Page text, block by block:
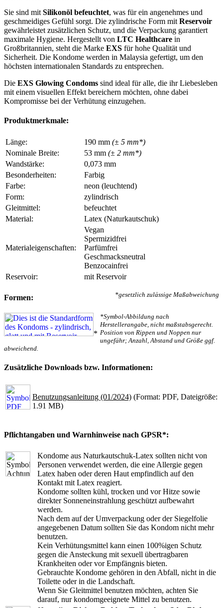
Sie sind mit Silikonöl befeuchtet, was für ein angenehmes und
geschmeidiges Gefühl sorgt. Die zylindrische Form mit Reservoir
gewährleistet zusätzlichen Schutz, und die Verpackung garantiert
maximale Hygiene. Hergestellt von LTC Healthcare in
Großbritannien, steht die Marke EXS für hohe Qualität und
Sicherheit. Die Kondome werden in Malaysia gefertigt, um den
höchsten internationalen Standards zu entsprechen.
Die EXS Glowing Condoms sind ideal für alle, die ihr Liebesleben
mit einem visuellen Effekt bereichern möchten, ohne dabei
Kompromisse bei der Verhütung einzugehen.
Produktmerkmale:
Länge: 190 mm (± 5 mm*)
Nominale Breite:
53 mm (± 2 mm*)
Wandstärke:
0,073 mm
Besonderheiten:
Farbig
Farbe:
neon (leuchtend)
Form:
zylindrisch
Gleitmittel:
befeuchtet
Material:
Latex (Naturkautschuk)
Materialeigenschaften:
Vegan
Spermizidfrei
Parfümfrei
Geschmacksneutral
Benzocainfrei
Reservoir:
mit Reservoir
*gesetzlich zulässige Maßabweichung
Formen:
*
*Symbol-Abbildung nach
Herstellerangabe, nicht maßstabsgerecht.
Position von Rippen und Noppen nur
ungefähr; Anzahl, Abstand und Größe ggf.
abweichend.
Zusätzliche Downloads bzw. Informationen:
Benutzungsanleitung (01/2024) (Format: PDF, Dateigröße:
1.91 MB)
Pflichtangaben und Warnhinweise nach GPSR*:
Kondome aus Naturkautschuk-Latex sollten nicht von
Personen verwendet werden, die eine Allergie gegen
Latex haben oder deren Haut empfindlich auf den
Kontakt mit Latex reagiert.
Kondome sollten kühl, trocken und vor Hitze sowie
direkter Sonneneinstrahlung geschützt aufbewahrt
werden.
Nach dem auf der Umverpackung oder der Siegelfolie
angegebenen Datum sollten Sie das Kondom nicht mehr
benutzen.
Kein Verhütungsmittel kann einen 100%igen Schutz
gegen die Ansteckung mit sexuell übertragbaren
Krankheiten oder vor Empfängnis bieten.
Gebrauchte Kondome gehören in den Abfall, nicht in die
Toilette oder in die Landschaft.
Wenn Sie Gleitmittel benutzen möchten, achten Sie
darauf, nur kondomgeeignete Mittel zu benutzen.